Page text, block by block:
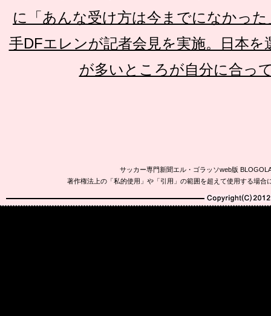
に「あんな受け方は今までになかった
手DFエレンが記者会見を実施。日本
が多いところが自分に合っ
サッカー専門新聞エル・ゴラッソweb版
著作権法上の「私的使用」や「引用」の範囲を超えて使用する場
Copyright(C)2010-